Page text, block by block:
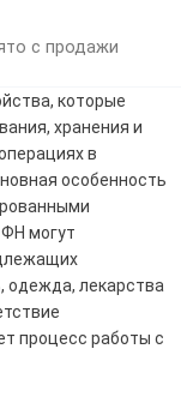
с продажи
которые
хранения и
в
особенность
могут
одежда, лекарства
процесс работы с